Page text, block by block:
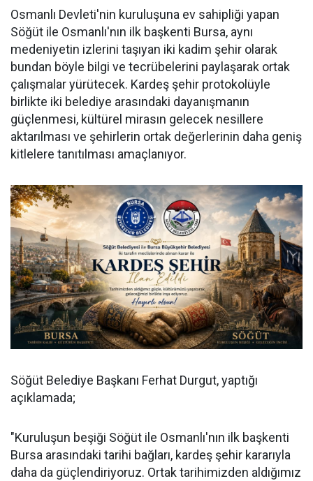
Osmanlı Devleti'nin kuruluşuna ev sahipliği yapan
Söğüt ile Osmanlı'nın ilk başkenti Bursa, aynı
medeniyetin izlerini taşıyan iki kadim şehir olarak
bundan böyle bilgi ve tecrübelerini paylaşarak ortak
çalışmalar yürütecek. Kardeş şehir protokolüyle
birlikte iki belediye arasındaki dayanışmanın
güçlenmesi, kültürel mirasın gelecek nesillere
aktarılması ve şehirlerin ortak değerlerinin daha geniş
kitlelere tanıtılması amaçlanıyor.
Söğüt Belediye Başkanı Ferhat Durgut, yaptığı
açıklamada;
"Kuruluşun beşiği Söğüt ile Osmanlı'nın ilk başkenti
Bursa arasındaki tarihi bağları, kardeş şehir kararıyla
daha da güçlendiriyoruz. Ortak tarihimizden aldığımız